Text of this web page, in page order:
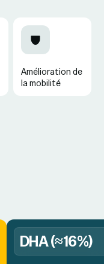
Amélioration de
la mobilité
DHA (≈16%)